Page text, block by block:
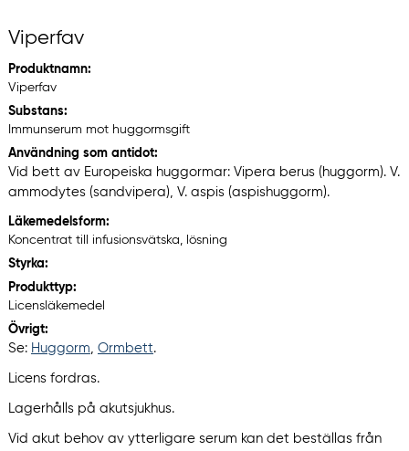
Viperfav
Produktnamn:
Viperfav
Substans:
Immunserum mot huggormsgift
Användning som antidot:
Vid bett av Europeiska huggormar: Vipera berus (huggorm). V.
ammodytes (sandvipera), V. aspis (aspishuggorm).
Läkemedelsform:
Koncentrat till infusionsvätska, lösning
Styrka:
Produkttyp:
Licensläkemedel
Övrigt:
Se: Huggorm, Ormbett.
Licens fordras.
Lagerhålls på akutsjukhus.
Vid akut behov av ytterligare serum kan det beställas från